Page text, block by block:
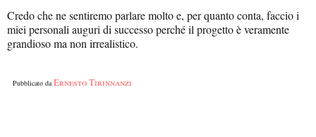
Credo che ne sentiremo parlare molto e, per quanto conta, faccio i
miei personali auguri di successo perché il progetto è veramente
grandioso ma non irrealistico.
Pubblicato da Ernesto Tirinnanzi